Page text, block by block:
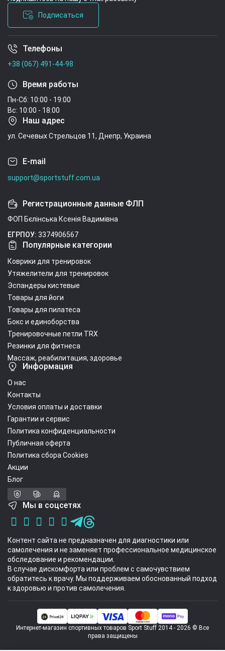
Подписаться
Условия соглашения
Телефоны
+38 (067) 491-44-98
Время работы
Пн-Сб: 10:00 - 19:00
Вс: 10:00 - 18:00
Наш адрес
ул. Сечевых Стрельцов 11, Днепр, Украина
E-mail
support@sportstuff.com.ua
Регистрационные данные ФЛП
ФОП Бєлінська Ксенія Вадимівна
ЕГРПОУ: 3374906567
Популярные категории
Коврики для тренировок
Утяжелители для тренировок
Эспандеры кистевые
Товары для йоги
Товары для пилатеса
Бокс и единоборства
Тренировочные петли TRX
Резинки для фитнеса
Массаж, реабилитация, здоровье
Информация
О нас
Контакты
Условия оплаты и доставки
Гарантии и сервис
Политика конфиденциальности
Публичная оферта
Политика сбора Cookies
Акции
Блог
Мы в соцсетях
Контент сайта не предназначен для диагностики или
самолечения и не заменяет профессиональное медицинское
обследование и рекомендации.
В случае дискомфорта или проблем с самочувствием
обратитесь к врачу. Мы поддерживаем обоснованный подход
к здоровью и против самолечения.
Интернет-магазин спортивных товаров Sport Stuff 2014 - 2026 © Все
права защищены